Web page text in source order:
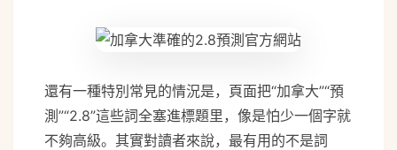
還有一種特別常見的情況是，頁面把“加拿大”“預
測”“2.8”這些詞全塞進標題里，像是怕少一個字就
不夠高級。其實對讀者來說，最有用的不是詞